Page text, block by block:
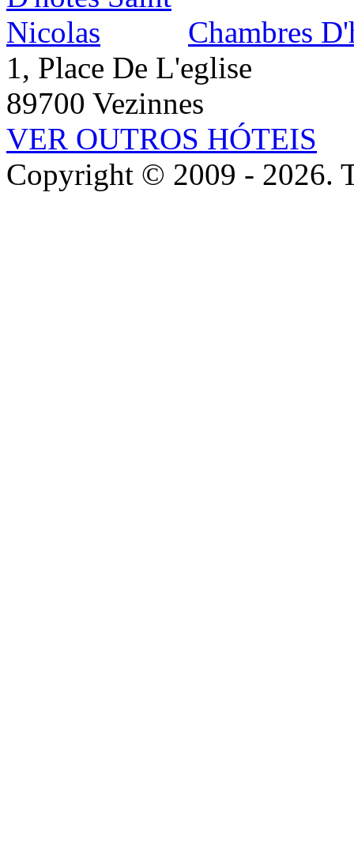
Chambres
1, Place De L'eglise
89700 Vezinnes
VER OUTROS HÓTEIS
Copyright © 2009 - 2026.